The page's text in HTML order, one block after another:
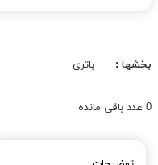
بخشها : باتری
0 عدد باقی مانده